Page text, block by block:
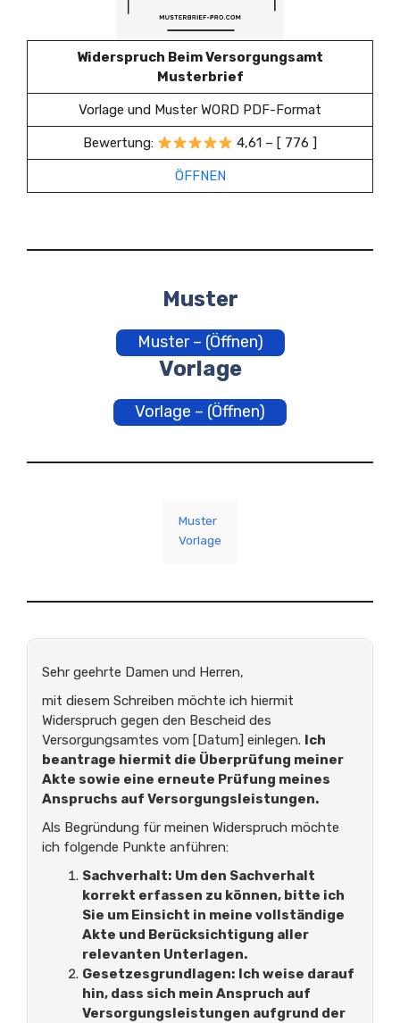
Widerspruch Beim Versorgungsamt
Musterbrief
Vorlage und Muster WORD PDF-Format
Bewertung: 4,61 – [ 776 ]
ÖFFNEN
Muster
Muster – (Öffnen)
Vorlage
Vorlage – (Öffnen)
Muster
Vorlage
Sehr geehrte Damen und Herren,
mit diesem Schreiben möchte ich hiermit
Widerspruch gegen den Bescheid des
Versorgungsamtes vom [Datum] einlegen. Ich
beantrage hiermit die Überprüfung meiner
Akte sowie eine erneute Prüfung meines
Anspruchs auf Versorgungsleistungen.
Als Begründung für meinen Widerspruch möchte
ich folgende Punkte anführen:
Sachverhalt: Um den Sachverhalt
korrekt erfassen zu können, bitte ich
Sie um Einsicht in meine vollständige
Akte und Berücksichtigung aller
relevanten Unterlagen.
Gesetzesgrundlagen: Ich weise darauf
hin, dass sich mein Anspruch auf
Versorgungsleistungen aufgrund der